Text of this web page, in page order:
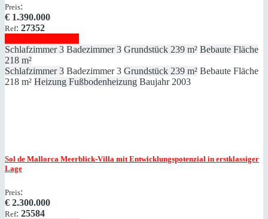
Preis:
€ 1.390.000
Ref: 27352
Schlafzimmer 3 Badezimmer 3 Grundstück 239 m² Bebaute Fläche
218 m²
Schlafzimmer 3 Badezimmer 3 Grundstück 239 m² Bebaute Fläche
218 m² Heizung Fußbodenheizung Baujahr 2003
Sol de Mallorca Meerblick-Villa mit Entwicklungspotenzial in erstklassiger
Lage
Preis:
€ 2.300.000
Ref: 25584